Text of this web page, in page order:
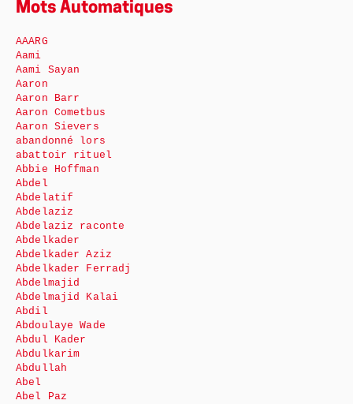
Mots Automatiques
AAARG
Aami
Aami Sayan
Aaron
Aaron Barr
Aaron Cometbus
Aaron Sievers
abandonné lors
abattoir rituel
Abbie Hoffman
Abdel
Abdelatif
Abdelaziz
Abdelaziz raconte
Abdelkader
Abdelkader Aziz
Abdelkader Ferradj
Abdelmajid
Abdelmajid Kalai
Abdil
Abdoulaye Wade
Abdul Kader
Abdulkarim
Abdullah
Abel
Abel Paz